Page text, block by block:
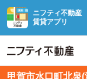
ニフティ不動産
賃貸アプリ
甲賀市水口町北泉